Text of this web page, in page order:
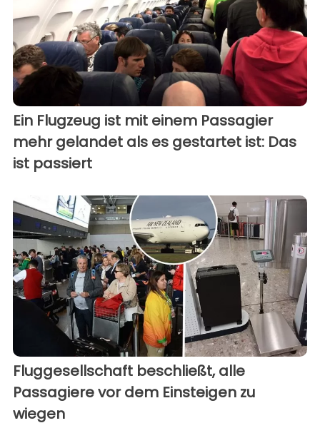
Ein Flugzeug ist mit einem Passagier
mehr gelandet als es gestartet ist: Das
ist passiert
Fluggesellschaft beschließt, alle
Passagiere vor dem Einsteigen zu
wiegen